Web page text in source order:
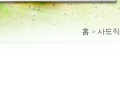
홈 > 사도직